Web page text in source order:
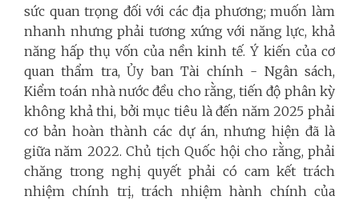
sức quan trọng đối với các địa phương; muốn làm
nhanh nhưng phải tương xứng với năng lực, khả
năng hấp thụ vốn của nền kinh tế. Ý kiến của cơ
quan thẩm tra, Ủy ban Tài chính - Ngân sách,
Kiểm toán nhà nước đều cho rằng, tiến độ phân kỳ
không khả thi, bởi mục tiêu là đến năm 2025 phải
cơ bản hoàn thành các dự án, nhưng hiện đã là
giữa năm 2022. Chủ tịch Quốc hội cho rằng, phải
chăng trong nghị quyết phải có cam kết trách
nhiệm chính trị, trách nhiệm hành chính của